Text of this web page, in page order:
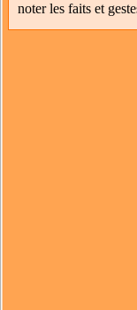
noter les faits et